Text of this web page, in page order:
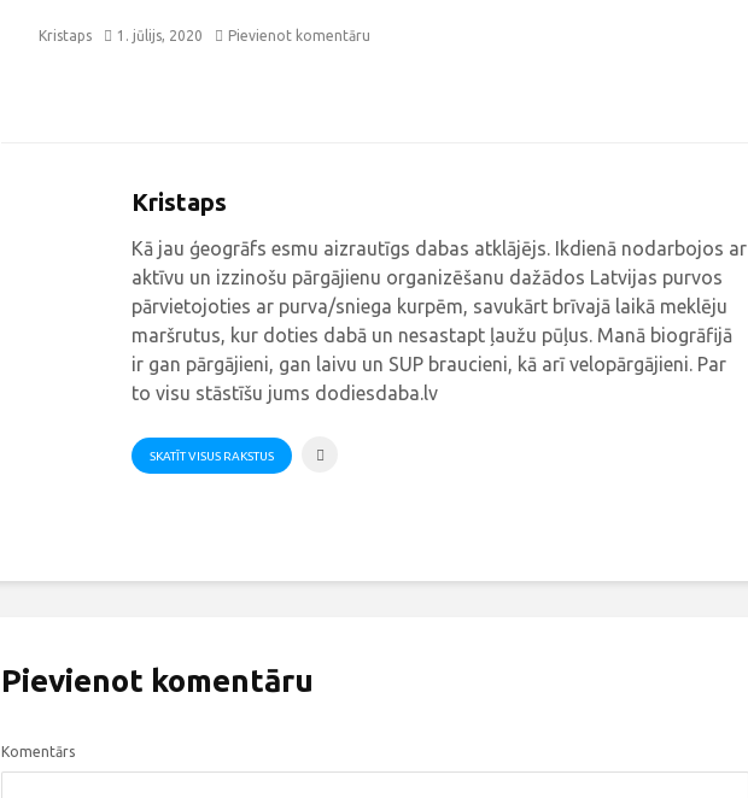
Kristaps 1. jūlijs, 2020 Pievienot komentāru
Kristaps
Kā jau ģeogrāfs esmu aizrautīgs dabas atklājējs. Ikdienā nodarbojos ar
aktīvu un izzinošu pārgājienu organizēšanu dažādos Latvijas purvos
pārvietojoties ar purva/sniega kurpēm, savukārt brīvajā laikā meklēju
maršrutus, kur doties dabā un nesastapt ļaužu pūļus. Manā biogrāfijā
ir gan pārgājieni, gan laivu un SUP braucieni, kā arī velopārgājieni. Par
to visu stāstīšu jums dodiesdaba.lv
SKATĪT VISUS RAKSTUS
Pievienot komentāru
Komentārs